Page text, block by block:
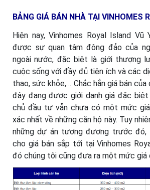
BẢNG GIÁ BÁN NHÀ TẠI VINHOMES
Hiện nay, Vinhomes Royal Island Vũ
được sự quan tâm đông đảo của
ngoài nước, đặc biệt là giới thượng
cuộc sống với đầy đủ tiện ích và các
thao, sức khỏe,… Chắc hẳn giá bán
đây đang được giới danh giá đặc biệt
chủ đầu tư vẫn chưa có một mức
xác nhất về những căn hộ này. Tuy
những dự án tương đương trước
cho giá bán sắp tới tại Vinhomes
đó chúng tôi cũng đưa ra một mức giá